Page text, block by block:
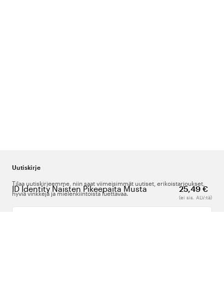
ID Identity Naisten Pikeepaita Musta 25,49 €
(ei sis. ALV:tä)
Uutiskirje
Tilaa uutiskirjeemme, niin saat viimeisimmät uutiset, erikoistarjoukset,
hyviä vinkkejä ja mielenkiintoista luettavaa.
Kirjoita sähköpostiosoitteesi